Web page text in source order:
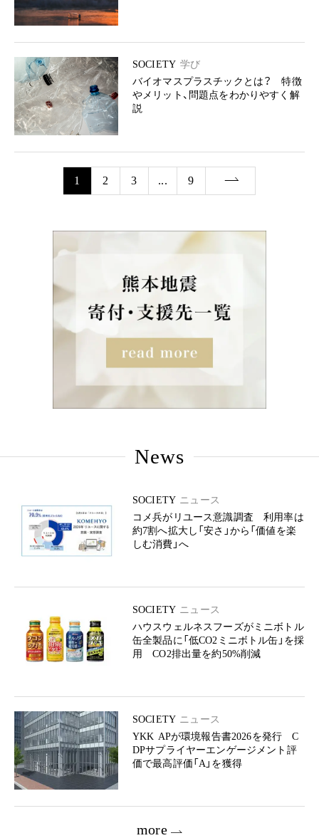
SOCIETY 学び
バイオマスプラスチックとは？ 特徴
やメリット、問題点をわかりやすく解
説
1 2 3 ... 9
News
SOCIETY ニュース
コメ兵がリユース意識調査 利用率は
約7割へ拡大し「安さ」から「価値を楽
しむ消費」へ
SOCIETY ニュース
ハウスウェルネスフーズがミニボトル
缶全製品に「低CO2ミニボトル缶」を採
用 CO2排出量を約50%削減
SOCIETY ニュース
YKK APが環境報告書2026を発行 C
DPサプライヤーエンゲージメント評
価で最高評価「A」を獲得
more